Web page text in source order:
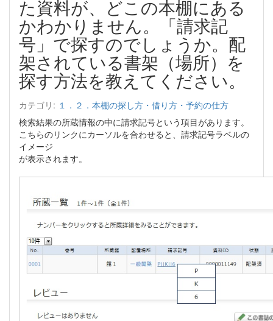
た資料が、どこの本棚にある
かわかりません。「請求記
号」で探すのでしょうか。配
架されている書架（場所）を
探す方法を教えてください。
カテゴリ: １．２．本棚の探し方・借り方・予約の仕方
検索結果の所蔵情報の中に請求記号という項目があります。
こちらのリンクにカーソルを合わせると、請求記号ラベルの
イメージ
が表示されます。